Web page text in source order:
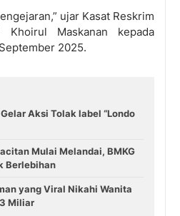
ujar Kasat Reskrim
Khoirul Maskanan kepada
2025.
Aksi Tolak label “Londo
Mulai Melandai, BMKG
Berlebihan
yang Viral Nikahi Wanita
Miliar